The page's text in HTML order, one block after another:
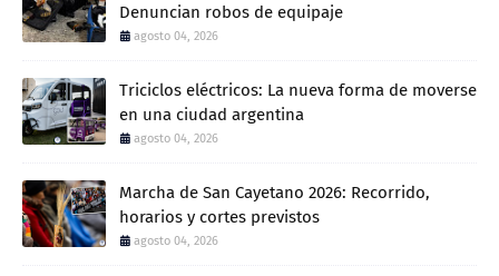
Denuncian robos de equipaje
agosto 04, 2026
Triciclos eléctricos: La nueva forma de moverse
en una ciudad argentina
agosto 04, 2026
Marcha de San Cayetano 2026: Recorrido,
horarios y cortes previstos
agosto 04, 2026